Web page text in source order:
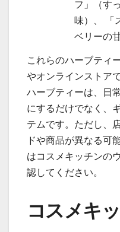
フ」（す
味）、 「
ベリーの
これらのハーブティ
やオンラインストア
ハーブティーは、日
にするだけでなく、
テムです。ただし、
ドや商品が異なる可
はコスメキッチンの
認してください。
コスメキ